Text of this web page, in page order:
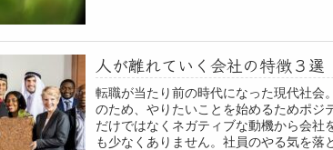
人が離れていく会社の特徴３選
転職が当たり前の時代になった現代社会
のため、やりたいことを始めるためポジ
だけではなくネガティブな動機から会社
も少なくありません。社員のやる気を落